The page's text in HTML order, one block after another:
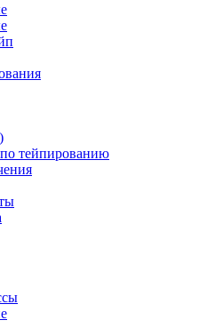
тейпированию